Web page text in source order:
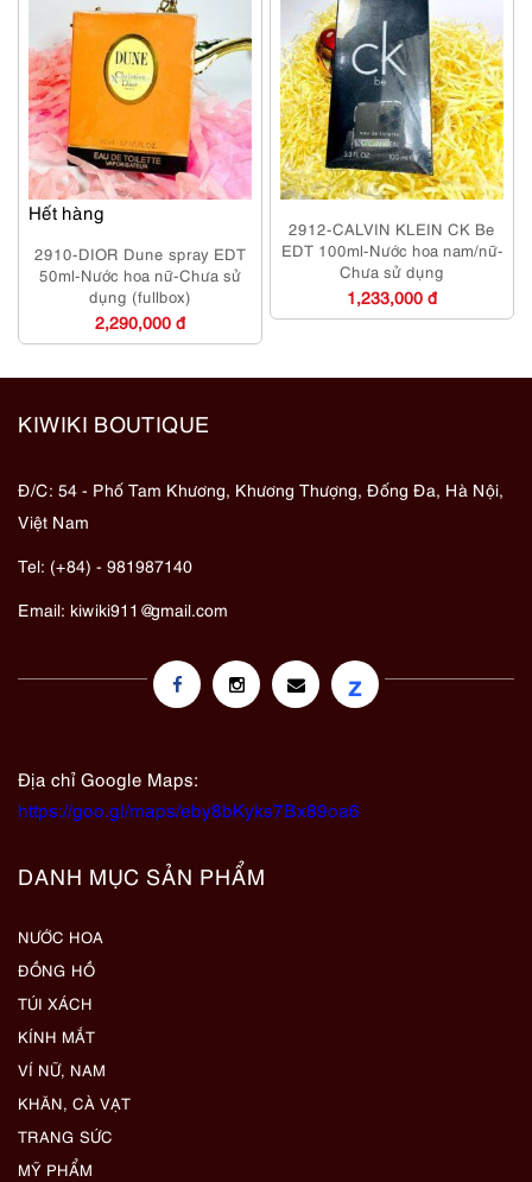
Hết hàng
2910-DIOR Dune spray EDT
50ml-Nước hoa nữ-Chưa sử
dụng (fullbox)
2,290,000 đ
2912-CALVIN KLEIN CK Be
EDT 100ml-Nước hoa nam/nữ-
Chưa sử dụng
1,233,000 đ
KIWIKI BOUTIQUE
Đ/C: 54 - Phố Tam Khương, Khương Thượng, Đống Đa, Hà Nội,
Việt Nam
Tel: (+84) - 981987140
Email: kiwiki911@gmail.com
z
Địa chỉ Google Maps:
https://goo.gl/maps/eby8bKyks7Bx89oa6
DANH MỤC SẢN PHẨM
NƯỚC HOA
ĐỒNG HỒ
TÚI XÁCH
KÍNH MẮT
VÍ NỮ, NAM
KHĂN, CÀ VẠT
TRANG SỨC
MỸ PHẨM